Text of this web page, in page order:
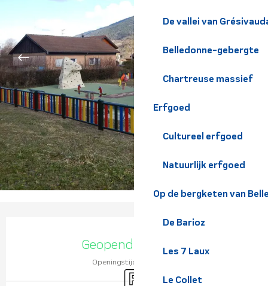
De vallei van
Belledonne-gebergte
Chartreuse massief
Erfgoed
Cultureel erfgoed
Natuurlijk erfgoed
Op de bergketen van
De Barioz
Les 7 Laux
Le Collet
Openingstijden en
Geopend vandaag
Openingstijden bekijken
Parkeerplaats